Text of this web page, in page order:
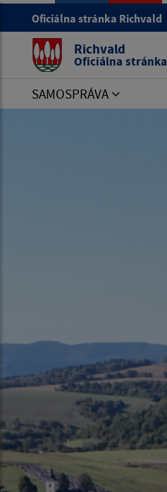
Oficiálna stránka Richvald
Richvald
Oficiálna stránka
SAMOSPRÁVA